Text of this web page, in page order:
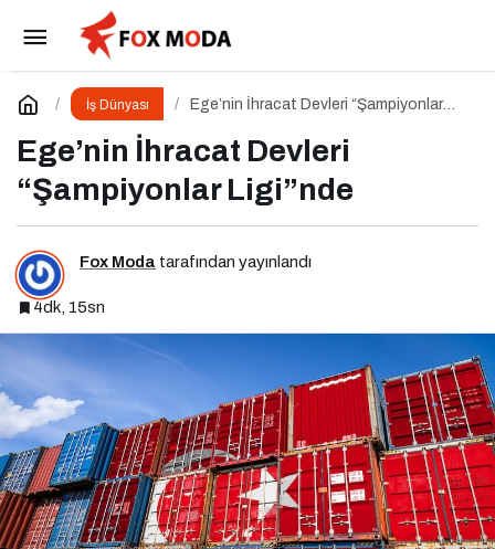
İş Dünyası
Ege’nin İhracat Devleri “Şampiyonlar
Ege’nin İhracat Devleri
“Şampiyonlar Ligi”nde
Fox Moda tarafından yayınlandı
4dk, 15sn
Kamu Bilgi ve İletişim Teknolojileri Konferansı
2026 İçin Geri Sayım!
Yorum Yap